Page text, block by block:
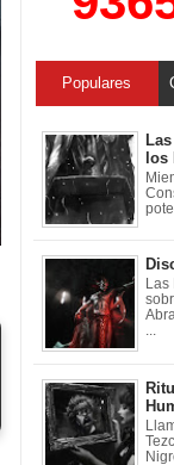
Populares